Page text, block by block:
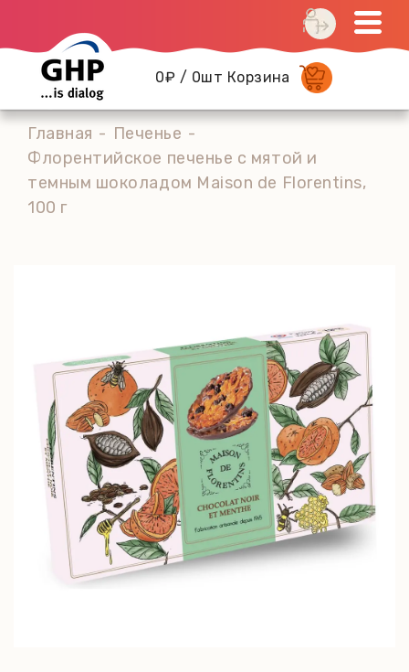
0₽ / 0шт Корзина
Главная
Печенье
Флорентийское печенье с мятой и
темным шоколадом Maison de Florentins,
100 г